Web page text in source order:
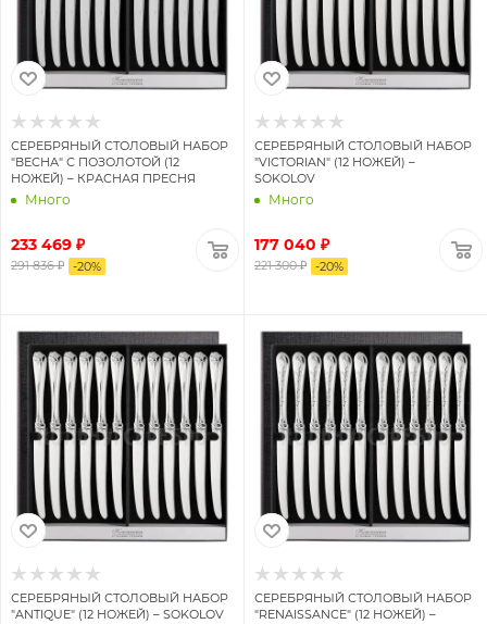
СЕРЕБРЯНЫЙ СТОЛОВЫЙ НАБОР
"ВЕСНА" С ПОЗОЛОТОЙ (12
НОЖЕЙ) – КРАСНАЯ ПРЕСНЯ
Много
233 469 ₽
291 836 ₽ -20%
СЕРЕБРЯНЫЙ СТОЛОВЫЙ НАБОР
"VICTORIAN" (12 НОЖЕЙ) –
SOKOLOV
Много
177 040 ₽
221 300 ₽ -20%
СЕРЕБРЯНЫЙ СТОЛОВЫЙ НАБОР
"ANTIQUE" (12 НОЖЕЙ) – SOKOLOV
СЕРЕБРЯНЫЙ СТОЛОВЫЙ НАБОР
"RENAISSANCE" (12 НОЖЕЙ) –